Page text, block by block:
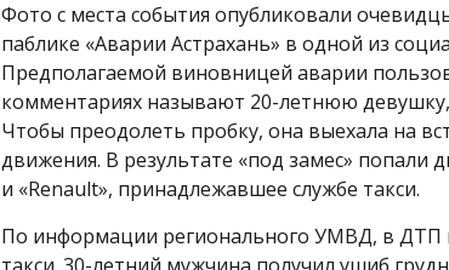
Фото с места события опубликовали
паблике «Аварии Астрахань» в одной из
Предполагаемой виновницей аварии
комментариях называют 20-летнюю
Чтобы преодолеть пробку, она выехала на
движения. В результате «под замес» попали
и «Renault», принадлежавшее службе такси.
По информации регионального УМВД, в ДТП